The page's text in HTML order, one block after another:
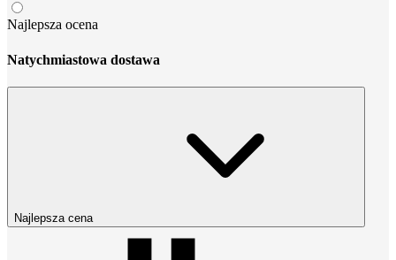
Najlepsza ocena
Natychmiastowa dostawa
Najlepsza cena